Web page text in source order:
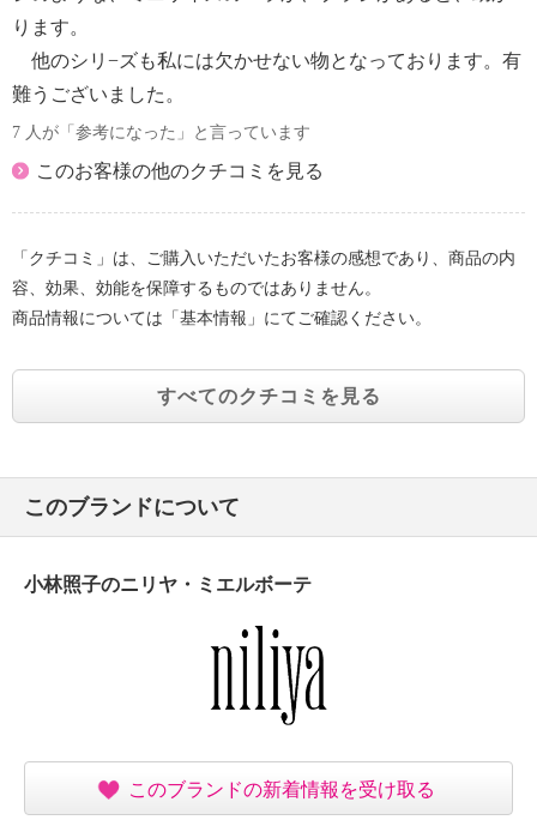
【原産国（地）】
・日本製
※パッケージ表示は「口唇・部分美容クリーム」
ります。
他のシリ−ズも私には欠かせない物となっております。有
難うございました。
7 人が「参考になった」と言っています
このお客様の他のクチコミを見る
「クチコミ」は、ご購入いただいたお客様の感想であり、商品の内
容、効果、効能を保障するものではありません。
商品情報については「基本情報」にてご確認ください。
すべてのクチコミを見る
このブランドについて
小林照子のニリヤ・ミエルボーテ
このブランドの新着情報を受け取る